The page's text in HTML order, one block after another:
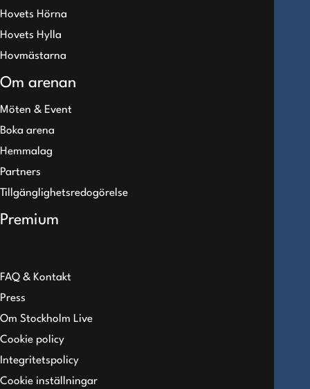
Hovets Hörna
Hovets Hylla
Hovmästarna
Om arenan
Möten & Event
Boka arena
Hemmalag
Partners
Tillgänglighetsredogörelse
Premium
FAQ & Kontakt
Press
Om Stockholm Live
Cookie policy
Integritetspolicy
Cookie inställningar